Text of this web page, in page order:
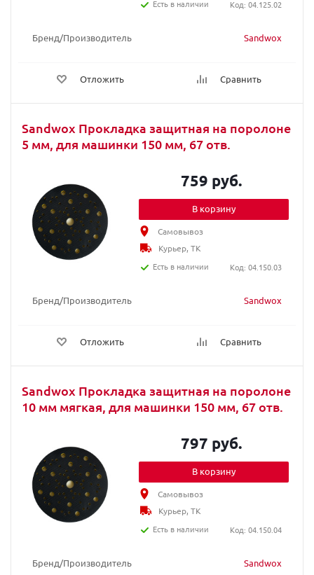
Бренд/Производитель Sandwox
Отложить Сравнить
Есть в наличии
Код: 04.125.02
Sandwox Прокладка защитная на поролоне
5 мм, для машинки 150 мм, 67 отв.
Бренд/Производитель Sandwox
Отложить Сравнить
759 руб.
В корзину
Самовывоз
Курьер, ТК
Есть в наличии
Код: 04.150.03
Sandwox Прокладка защитная на поролоне
10 мм мягкая, для машинки 150 мм, 67 отв.
Бренд/Производитель Sandwox
797 руб.
В корзину
Самовывоз
Курьер, ТК
Есть в наличии
Код: 04.150.04